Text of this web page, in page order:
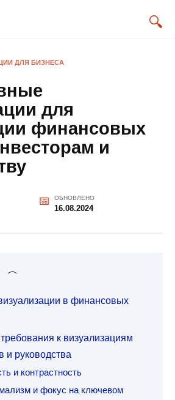
ДЛЯ БИЗНЕСА
для
финансовых
и
ОБНОВЛЕНО
16.08.2024
в финансовых
к визуализациям
и руководства
и контрастность
и фокус на ключевом